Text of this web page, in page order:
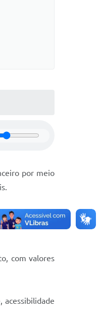
por meio
natureza
com valores
acessibilidade